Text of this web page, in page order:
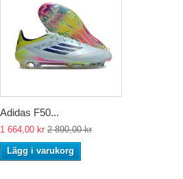
Adidas F50...
1 664,00 kr 2 890,00 kr
Lägg i varukorg